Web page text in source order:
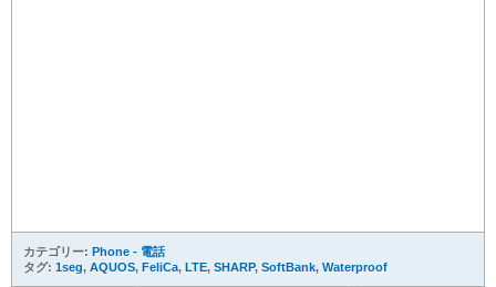
カテゴリー: Phone - 電話
タグ: 1seg, AQUOS, FeliCa, LTE, SHARP, SoftBank, Waterproof